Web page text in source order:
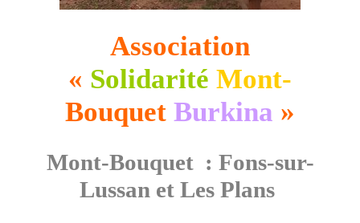
Association
« Solidarité Mont-
Bouquet Burkina »
Mont-Bouquet : Fons-sur-
Lussan et Les Plans